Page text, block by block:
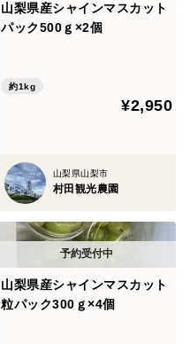
山梨県産シャインマスカット
パック500ｇ×2個
約1kg
¥2,950
山梨県山梨市
村田観光農園
山梨県産シャインマスカット
粒パック300ｇ×4個